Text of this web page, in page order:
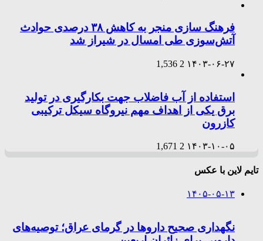
فرهنگ سازی منجر به کاهش ۳۸ درصدی حوادث
آتش‌سوزی طی امسال در شیراز شد
۱۴۰۳-۰۶-۲۷ 2
1,536
استفاده از آب فاضلاب جهت بکارگیری در تولید
برق یکی از اهداف مهم نیروگاه سیکل ترکیبی
کازرون
۱۴۰۳-۱۰-۰۵ 2
1,671
تایم لاین با عکس
۱۴۰۵-۰۵-۱۳
نگهداری صحیح داروها در گرمای عراق؛ توصیه‌های